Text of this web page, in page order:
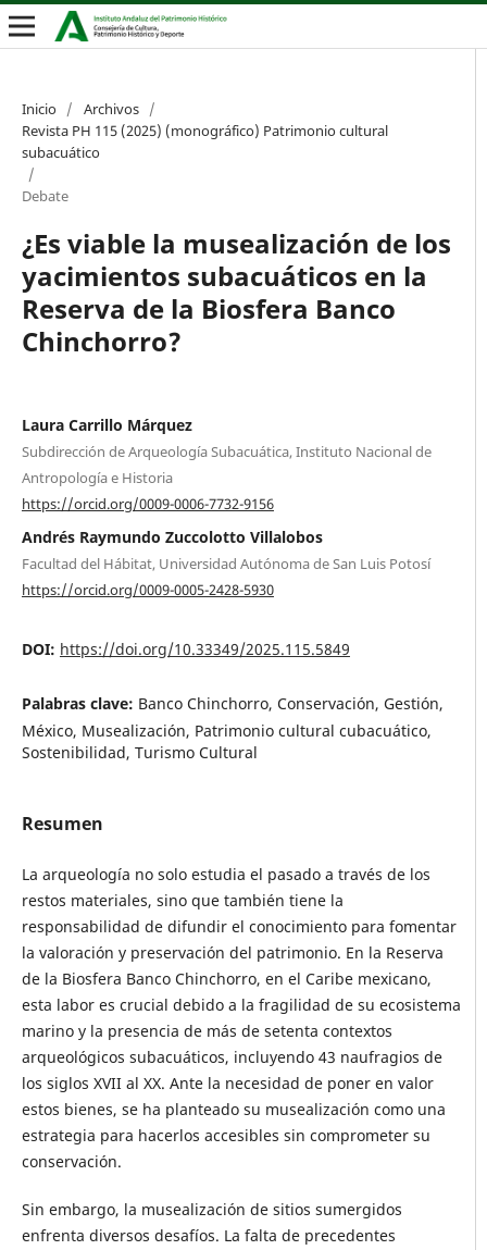
Inicio / Archivos /
Revista PH 115 (2025) (monográfico) Patrimonio cultural
subacuático
/
Debate
¿Es viable la musealización de los
yacimientos subacuáticos en la
Reserva de la Biosfera Banco
Chinchorro?
Laura Carrillo Márquez
Subdirección de Arqueología Subacuática, Instituto Nacional de
Antropología e Historia
https://orcid.org/0009-0006-7732-9156
Andrés Raymundo Zuccolotto Villalobos
Facultad del Hábitat, Universidad Autónoma de San Luis Potosí
https://orcid.org/0009-0005-2428-5930
DOI: https://doi.org/10.33349/2025.115.5849
Palabras clave: Banco Chinchorro, Conservación, Gestión,
México, Musealización, Patrimonio cultural cubacuático,
Sostenibilidad, Turismo Cultural
Resumen
La arqueología no solo estudia el pasado a través de los
restos materiales, sino que también tiene la
responsabilidad de difundir el conocimiento para fomentar
la valoración y preservación del patrimonio. En la Reserva
de la Biosfera Banco Chinchorro, en el Caribe mexicano,
esta labor es crucial debido a la fragilidad de su ecosistema
marino y la presencia de más de setenta contextos
arqueológicos subacuáticos, incluyendo 43 naufragios de
los siglos XVII al XX. Ante la necesidad de poner en valor
estos bienes, se ha planteado su musealización como una
estrategia para hacerlos accesibles sin comprometer su
conservación.
Sin embargo, la musealización de sitios sumergidos
enfrenta diversos desafíos. La falta de precedentes